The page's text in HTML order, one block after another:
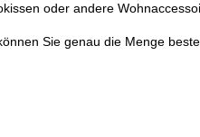
oder andere
Sie genau die Menge